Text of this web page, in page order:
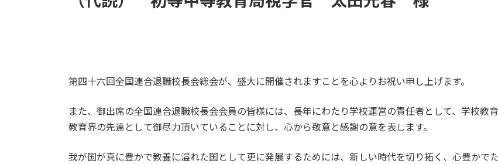
第四十六回全国連合退職校長会総会が、盛大に開催されますことを心よりお祝い申し上げます。
また、御出席の全国連合退職校長会会員の皆様には、長年にわたり学校運営の責任者として、学校教
教育界の先達として御尽力頂いていることに対し、心から敬意と感謝の意を表します。
我が国が真に豊かで教養に溢れた国として更に発展するためには、新しい時代を切り拓く、心豊かで